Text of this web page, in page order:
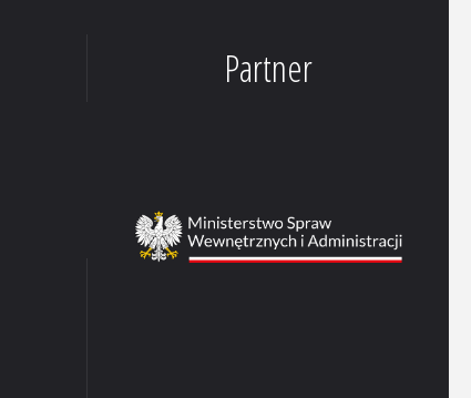
Partner